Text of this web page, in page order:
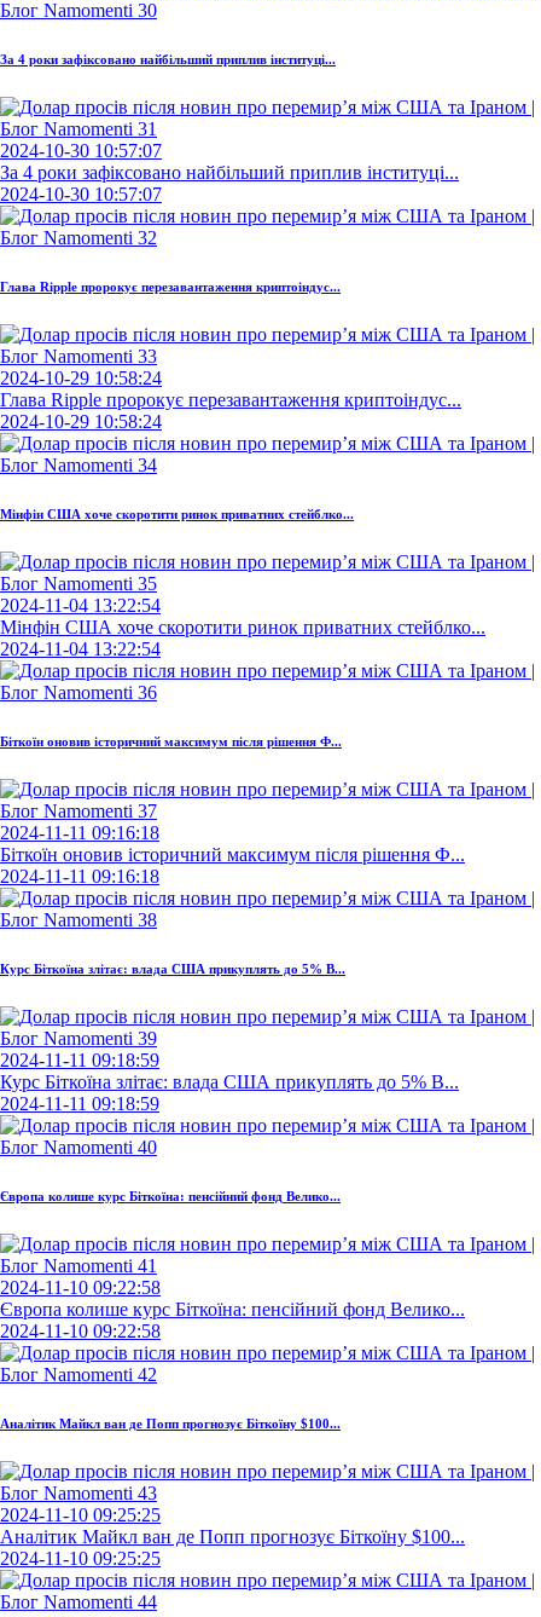
За 4 роки зафіксовано найбільший приплив інституці...
2024-10-30 10:57:07
За 4 роки зафіксовано найбільший приплив інституці...
2024-10-30 10:57:07
Глава Ripple пророкує перезавантаження криптоіндус...
2024-10-29 10:58:24
Глава Ripple пророкує перезавантаження криптоіндус...
2024-10-29 10:58:24
Мінфін США хоче скоротити ринок приватних стейблко...
2024-11-04 13:22:54
Мінфін США хоче скоротити ринок приватних стейблко...
2024-11-04 13:22:54
Біткоїн оновив історичний максимум після рішення Ф...
2024-11-11 09:16:18
Біткоїн оновив історичний максимум після рішення Ф...
2024-11-11 09:16:18
Курс Біткоїна злітає: влада США прикуплять до 5% B...
2024-11-11 09:18:59
Курс Біткоїна злітає: влада США прикуплять до 5% B...
2024-11-11 09:18:59
Європа колише курс Біткоїна: пенсійний фонд Велико...
2024-11-10 09:22:58
Європа колише курс Біткоїна: пенсійний фонд Велико...
2024-11-10 09:22:58
Аналітик Майкл ван де Попп прогнозує Біткоїну $100...
2024-11-10 09:25:25
Аналітик Майкл ван де Попп прогнозує Біткоїну $100...
2024-11-10 09:25:25